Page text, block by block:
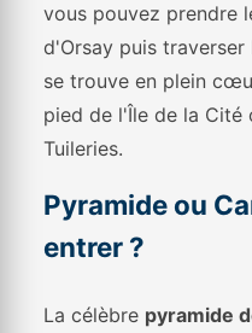
vous pouvez prendre
d'Orsay puis traverser
se trouve en plein
pied de l'Île de la Cité
Tuileries.
Pyramide ou
entrer ?
La célèbre pyramide